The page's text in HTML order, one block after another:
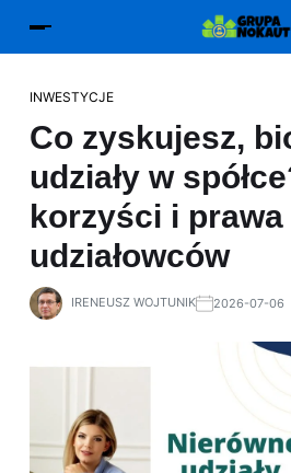
INWESTYCJE
Co zyskujesz,
udziały w
korzyści i prawa
udziałowców
IRENEUSZ WOJTUNIK 2026-07-06